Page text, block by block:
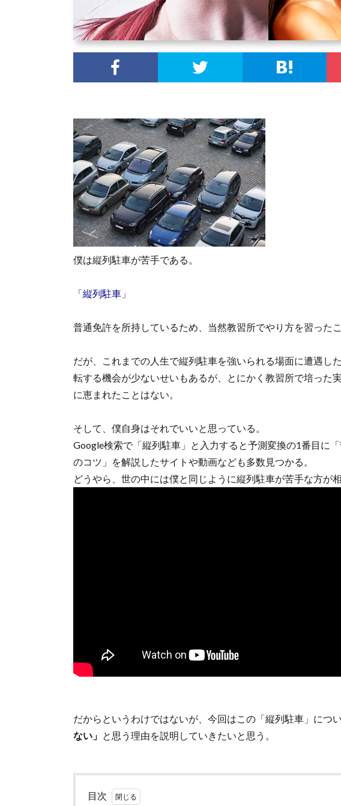
僕は縦列駐車が苦手である。
「縦列駐車」
普通免許を所持しているため、当然教習所でやり方を習ったこ
だが、これまでの人生で縦列駐車を強いられる場面に遭遇し
転する機会が少ないせいもあるが、とにかく教習所で培った
に恵まれたことはない。
そして、僕自身はそれでいいと思っている。
Google検索で「縦列駐車」と入力すると予測変換の1番目に
のコツ」を解説したサイトや動画なども多数見つかる。
どうやら、世の中には僕と同じように縦列駐車が苦手な方が
だからというわけではないが、今回はこの「縦列駐車」につ
ない」 と思う理由を説明していきたいと思う。
目次